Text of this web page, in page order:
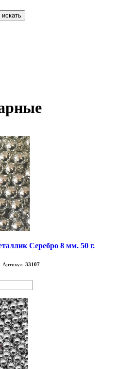
искать
Серебро 8 мм. 50 г.
Артикул: 33107